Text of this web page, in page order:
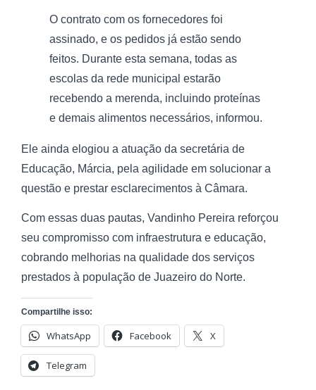
O contrato com os fornecedores foi
assinado, e os pedidos já estão sendo
feitos. Durante esta semana, todas as
escolas da rede municipal estarão
recebendo a merenda, incluindo proteínas
e demais alimentos necessários, informou.
Ele ainda elogiou a atuação da secretária de
Educação, Márcia, pela agilidade em solucionar a
questão e prestar esclarecimentos à Câmara.
Com essas duas pautas, Vandinho Pereira reforçou
seu compromisso com infraestrutura e educação,
cobrando melhorias na qualidade dos serviços
prestados à população de Juazeiro do Norte.
Compartilhe isso:
WhatsApp Facebook X
Telegram